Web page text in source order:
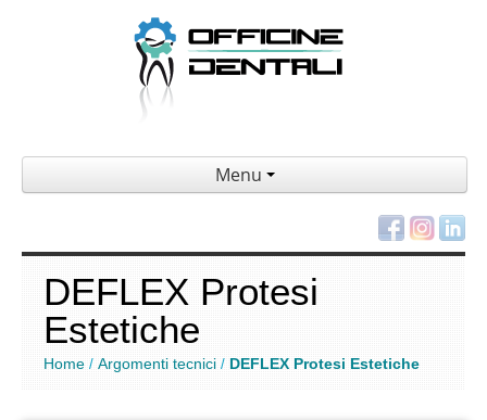
Menu
DEFLEX Protesi
Estetiche
Home / Argomenti tecnici / DEFLEX Protesi Estetiche